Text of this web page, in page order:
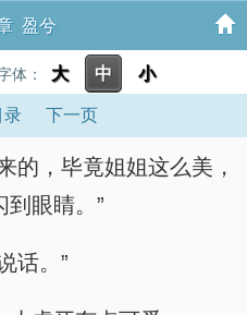
盈兮
： 大 中 小
录 下一页
的，毕竟姐姐这么美，
眼睛。”
话。”